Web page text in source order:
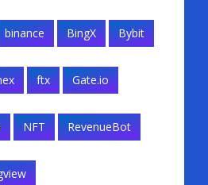
binance BingX Bybit
ftx Gate.io
NFT RevenueBot